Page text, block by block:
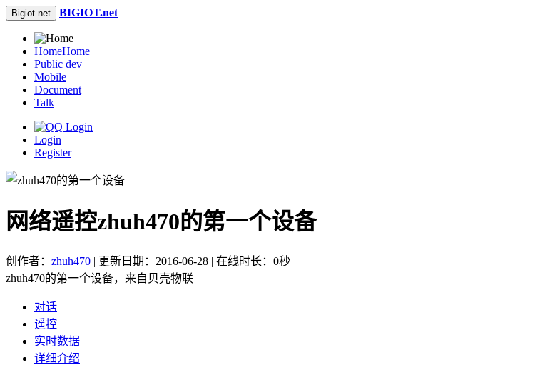
Bigiot.net BIGIOT.net
HomeHome
Public dev
Mobile
Document
Talk
Login
Register
网络遥控zhuh470的第一个设备
创作者： zhuh470 | 更新日期：2016-06-28 | 在线时长：0秒
zhuh470的第一个设备，来自贝壳物联
对话
遥控
实时数据
详细介绍